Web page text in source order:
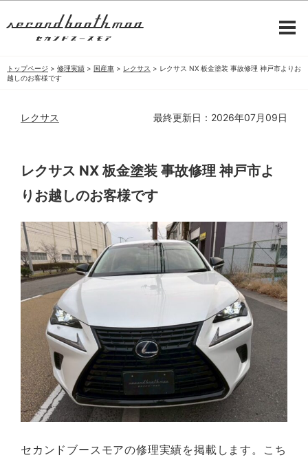
トップページ > 修理実績 > 国産車 > レクサス > レクサス NX 板金塗装 事故修理 神戸市よりお
越しのお客様です
レクサス 最終更新日：2026年07月09日
レクサス NX 板金塗装 事故修理 神戸市よ
りお越しのお客様です
セカンドブースモアの修理実績を掲載します。こち